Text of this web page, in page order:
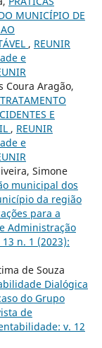
MUNICÍPIO DE
, REUNIR
e
Coura Aragão,
E
, REUNIR
e
Simone
municipal dos
da região
para a
Administração
n. 1 (2023):
de Souza
Dialógica
do Grupo
de
v. 12